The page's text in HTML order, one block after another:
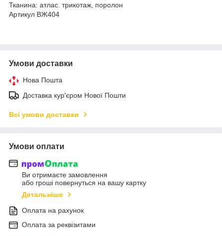
Тканина: атлас. трикотаж, поролон
Артикул ВЖ404
Умови доставки
Нова Пошта
Доставка кур'єром Нової Пошти
Всі умови доставки
Умови оплати
Ви отримаєте замовлення
або гроші повернуться на вашу картку
Детальніше
Оплата на рахунок
Оплата за реквізитами